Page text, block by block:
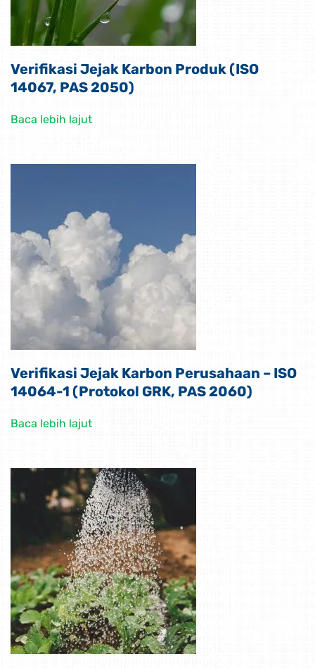
Verifikasi Jejak Karbon Produk (ISO
14067, PAS 2050)
Baca lebih lajut
Verifikasi Jejak Karbon Perusahaan – ISO
14064-1 (Protokol GRK, PAS 2060)
Baca lebih lajut